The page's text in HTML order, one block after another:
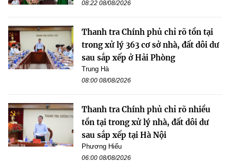
08:22 08/08/2026
Thanh tra Chính phủ chỉ rõ tồn tại
trong xử lý 363 cơ sở nhà, đất dôi dư
sau sắp xếp ở Hải Phòng
Trung Hà
08:00 08/08/2026
Thanh tra Chính phủ chỉ rõ nhiều
tồn tại trong xử lý nhà, đất dôi dư
sau sắp xếp tại Hà Nội
Phương Hiếu
06:00 08/08/2026